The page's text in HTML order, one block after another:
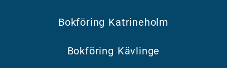
Bokföring Katrineholm
Bokföring Kävlinge